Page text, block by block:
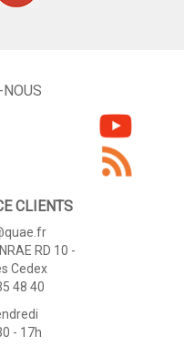
CLIENTS
RD 10 -
Cedex
48 40
- 17h